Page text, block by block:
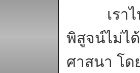
เราไปเ
พิสูจน์ไม่ไ
ศาสนา โด